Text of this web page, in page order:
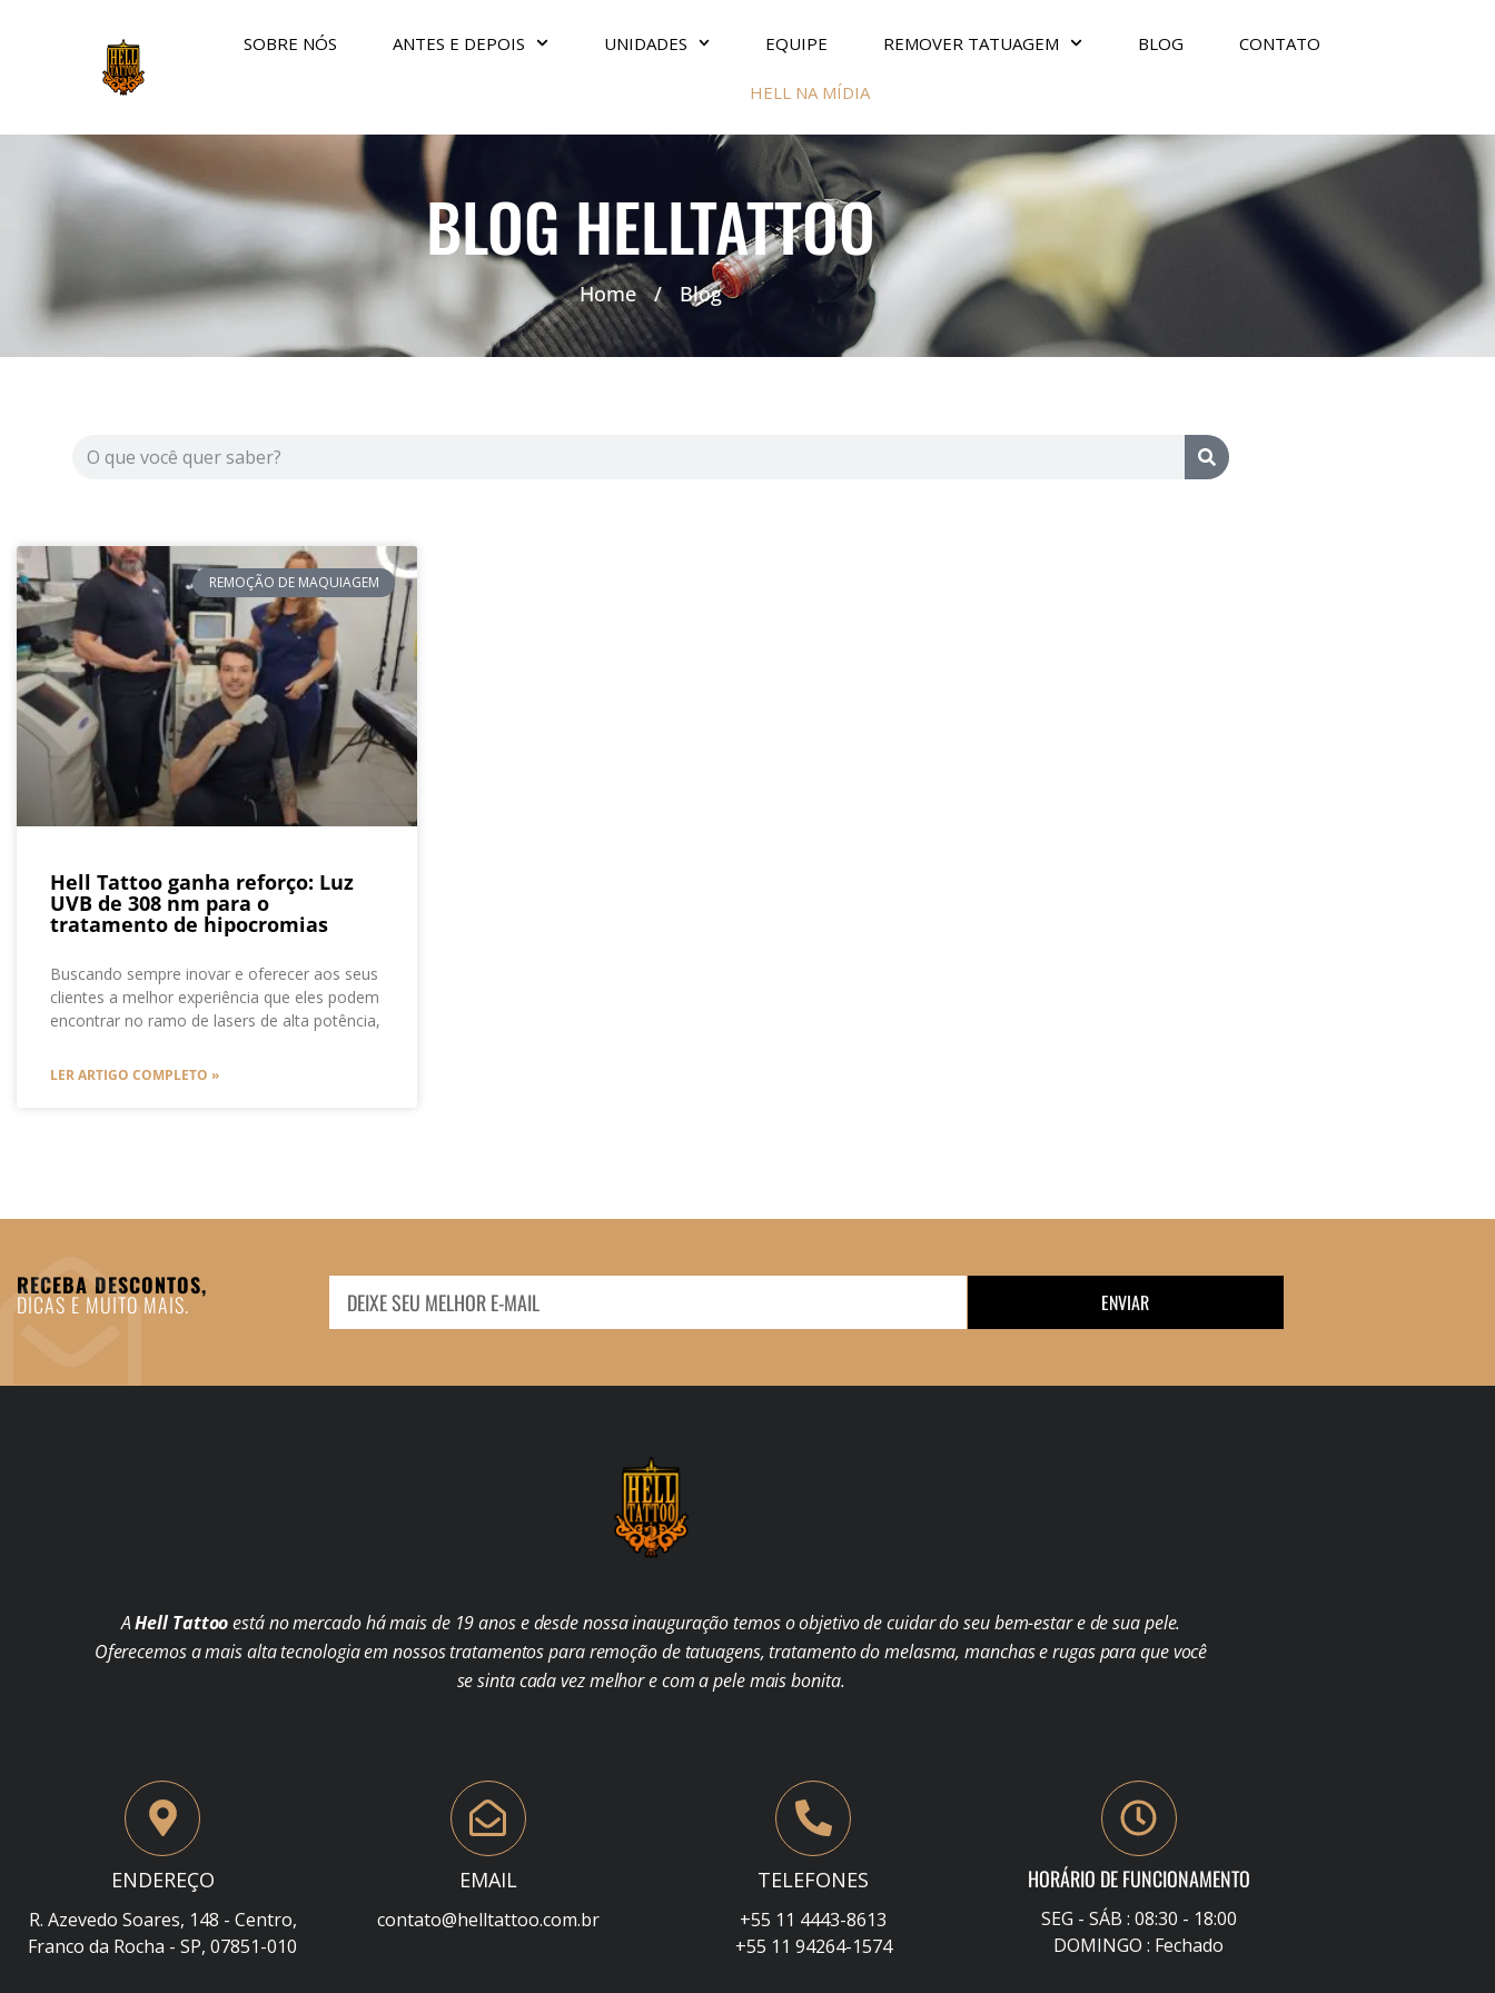
SOBRE NÓS ANTES E DEPOIS UNIDADES EQUIPE REMOVER TATUAGEM BLOG CONTATO
HELL NA MÍDIA
BLOG HELLTATTOO
Home / Blog
REMOÇÃO DE MAQUIAGEM
Hell Tattoo ganha reforço: Luz
UVB de 308 nm para o
tratamento de hipocromias
Buscando sempre inovar e oferecer aos seus
clientes a melhor experiência que eles podem
encontrar no ramo de lasers de alta potência,
LER ARTIGO COMPLETO »
RECEBA DESCONTOS,
DICAS E MUITO MAIS. ENVIAR
AHell Tattooestá no mercado há mais de 19 anos e desde nossa inauguração temos o objetivo de cuidar do seu bem-estar e de sua pele.
Oferecemos a mais alta tecnologia em nossos tratamentos para remoção de tatuagens, tratamento do melasma, manchas e rugas para que você
se sinta cada vez melhor e com a pele mais bonita.
ENDEREÇO
R. Azevedo Soares, 148 - Centro,
Franco da Rocha - SP, 07851-010
EMAIL
contato@helltattoo.com.br
TELEFONES
+55 11 4443-8613
+55 11 94264-1574
HORÁRIO DE FUNCIONAMENTO
SEG - SÁB : 08:30 - 18:00
DOMINGO : Fechado